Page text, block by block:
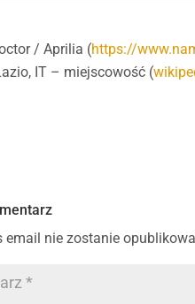
/ Aprilia (https://
IT – miejscowość (
email nie zostanie